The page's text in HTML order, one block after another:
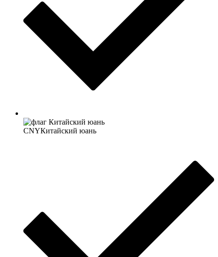
CNYКитайский юань